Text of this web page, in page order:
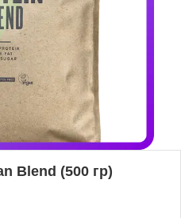
Blend (500 гр)